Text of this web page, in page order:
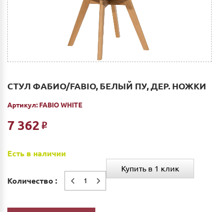
СТУЛ ФАБИО/FABIO, БЕЛЫЙ ПУ, ДЕР. НОЖКИ
Артикул: FABIO WHITE
7 362 Р
Есть в наличии
Количество :
Купить в 1 клик